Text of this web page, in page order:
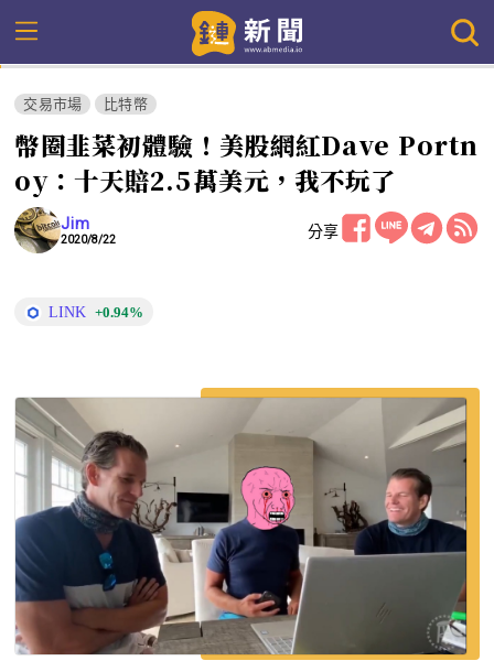
交易市場 比特幣
幣圈韭菜初體驗！美股網紅Dave Portn
oy：十天賠2.5萬美元，我不玩了
Jim
2020/8/22 分享
LINK +0.94%